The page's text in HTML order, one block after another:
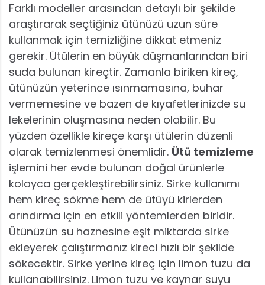
Farklı modeller arasından detaylı bir şekilde
araştırarak seçtiğiniz ütünüzü uzun süre
kullanmak için temizliğine dikkat etmeniz
gerekir. Ütülerin en büyük düşmanlarından biri
suda bulunan kireçtir. Zamanla biriken kireç,
ütünüzün yeterince ısınmamasına, buhar
vermemesine ve bazen de kıyafetlerinizde su
lekelerinin oluşmasına neden olabilir. Bu
yüzden özellikle kireçe karşı ütülerin düzenli
olarak temizlenmesi önemlidir. Ütü temizleme
işlemini her evde bulunan doğal ürünlerle
kolayca gerçekleştirebilirsiniz. Sirke kullanımı
hem kireç sökme hem de ütüyü kirlerden
arındırma için en etkili yöntemlerden biridir.
Ütünüzün su haznesine eşit miktarda sirke
ekleyerek çalıştırmanız kireci hızlı bir şekilde
sökecektir. Sirke yerine kireç için limon tuzu da
kullanabilirsiniz. Limon tuzu ve kaynar suyu